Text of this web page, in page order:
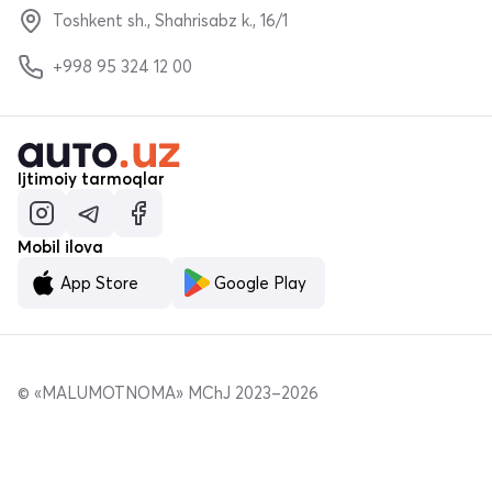
Toshkent sh., Shahrisabz k., 16/1
+998 95 324 12 00
Ijtimoiy tarmoqlar
Mobil ilova
App Store
Google Play
© «MALUMOTNOMA» MChJ 2023–2026